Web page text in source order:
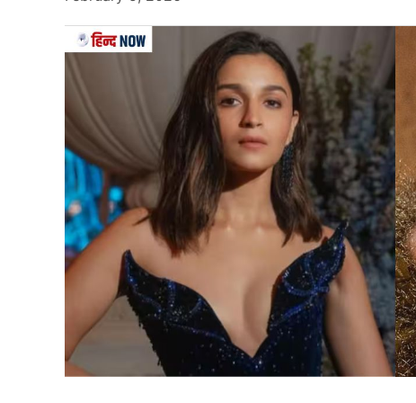
हालांकि कहा ये भी जा रहा है कि, केपी शर्मा ओली देश
है।
Also Read…. कौन हैं बालेन शाह? जिनकी धाक से
इन मंत्रियों ने दिया इस्तीफा
Anger Over Corruption And Nepotism Fuel Nepal Protests
आपको बता दें किनेपाल (Nepal)सरकार के कई
मंत्री रामनाथ अधिकारी भी शामिल हैं. जल आपूर्ति
(नेपाल कांग्रेस) गुट के मंत्री इस्तीफ़ा दे रहे हैं. गृह मंत्री